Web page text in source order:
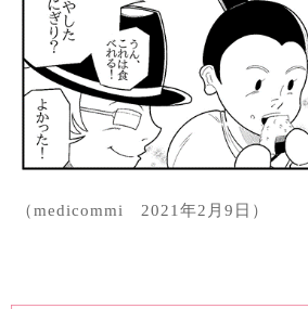
（medicommi 2021年2月9日）